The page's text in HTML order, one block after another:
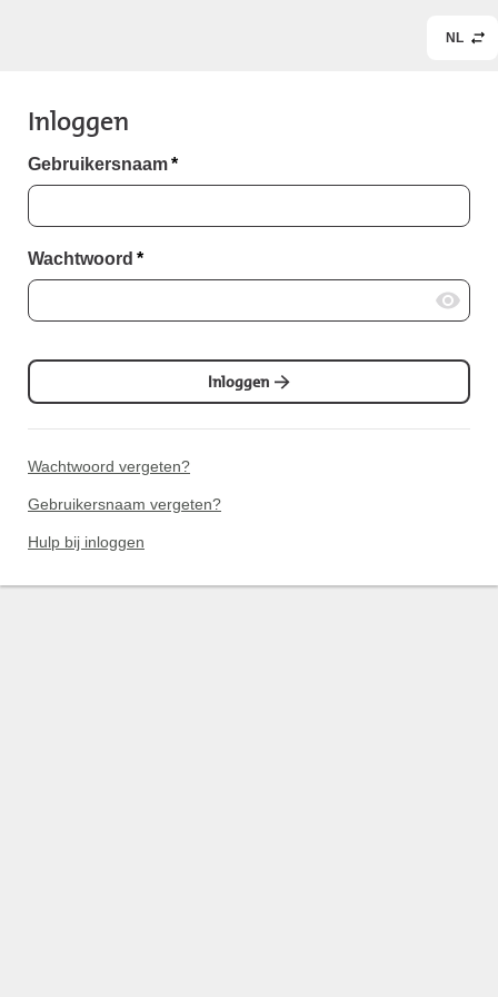
NL
Inloggen
Gebruikersnaam*
Wachtwoord *
Inloggen
Wachtwoord vergeten?
Gebruikersnaam vergeten?
Hulp bij inloggen